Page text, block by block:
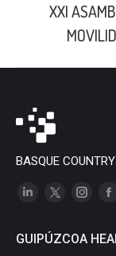
XXI
BASQUE
Linkedin
opens
X
opensopens
GUIPÚZCOA